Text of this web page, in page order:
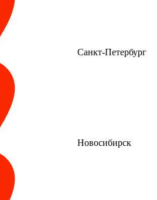
Санкт-Петербург
Новосибирск